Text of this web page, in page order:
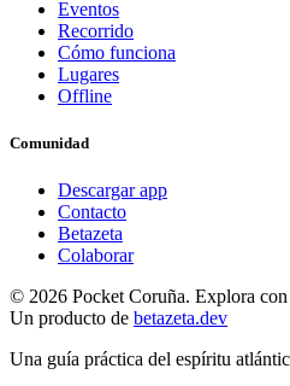
Eventos
Recorrido
Cómo funciona
Lugares
Offline
Comunidad
Descargar app
Contacto
Betazeta
Colaborar
© 2026 Pocket Coruña. Explora con
Un producto de betazeta.dev
Una guía práctica del espíritu